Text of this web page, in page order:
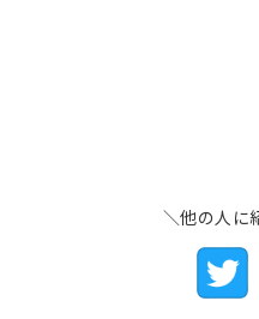
＼他の人に